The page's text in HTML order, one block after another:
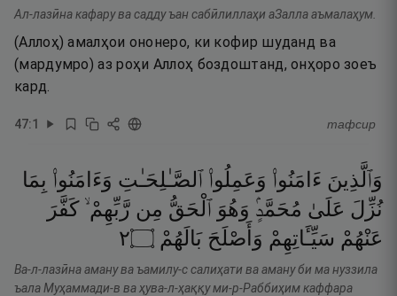
Ал-лазӣна кафару ва садду ъан сабӣлиллаҳи аЗалла аъмалаҳум.
(Аллоҳ) амалҳои ононеро, ки кофир шуданд ва
(мардумро) аз роҳи Аллоҳ боздоштанд, онҳоро зоеъ
кард.
47:1 тафсир
وَٱلَّذِينَ ءَامَنُوا۟ وَعَمِلُوا۟ ٱلصَّـٰلِحَـٰتِ وَءَامَنُوا۟ بِمَا
نُزِّلَ عَلَىٰ مُحَمَّدٍۢ وَهُوَ ٱلْحَقُّ مِن رَّبِّهِمْ ۙ كَفَّرَ
عَنْهُمْ سَيِّـَٔاتِهِمْ وَأَصْلَحَ بَالَهُمْ ۝٢
Ва-л-лазӣна аману ва ъамилу-с салиҳати ва аману би ма нуззила
ъала Муҳаммади-в ва ҳува-л-ҳаққу ми-р-Раббиҳим каффара